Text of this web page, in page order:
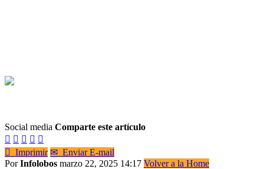
Social media Comparte este artículo
    
 Imprimir ✉ Enviar E-mail
PorInfolobos marzo 22, 2025 14:17 Volver a la Home